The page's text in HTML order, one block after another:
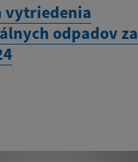
vytriedenia
odpadov za